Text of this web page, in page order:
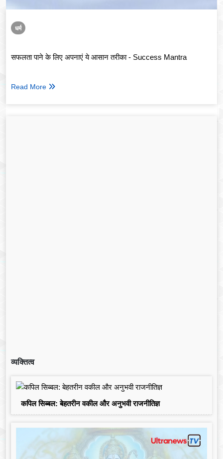
धर्म
सफलता पाने के लिए अपनाएं ये आसान तरीका - Success Mantra
Read More
व्यक्तित्व
कपिल सिब्बल: बेहतरीन वकील और अनुभवी राजनीतिज्ञ